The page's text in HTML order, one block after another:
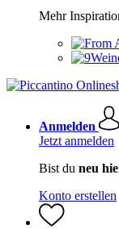
Mehr
Anmelden
Jetzt anmelden
Bist du neu
Konto erstellen